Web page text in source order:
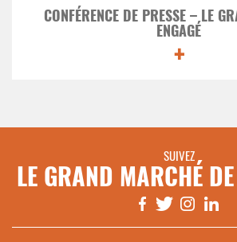
CONFÉRENCE DE PRESSE – LE
ENGAGÉ
+
SUIVEZ
LE GRAND MARCHÉ